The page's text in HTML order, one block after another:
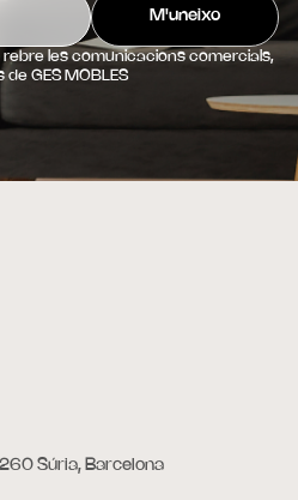
les comunicacions comercials,
GES MOBLES
Súria, Barcelona